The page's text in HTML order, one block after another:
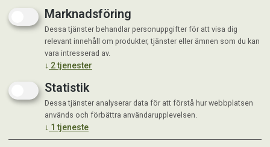
Marknadsföring
Dessa tjänster behandlar personuppgifter för att visa dig
relevant innehåll om produkter, tjänster eller ämnen som du kan
vara intresserad av.
↓ 2tjenester
Statistik
Dessa tjänster analyserar data för att förstå hur webbplatsen
används och förbättra användarupplevelsen.
↓ 1 tjeneste